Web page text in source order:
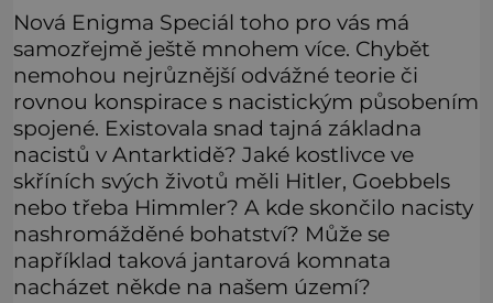
Nová Enigma Speciál toho pro vás má
samozřejmě ještě mnohem více. Chybět
nemohou nejrůznější odvážné teorie či
rovnou konspirace s nacistickým působením
spojené. Existovala snad tajná základna
nacistů v Antarktidě? Jaké kostlivce ve
skříních svých životů měli Hitler, Goebbels
nebo třeba Himmler? A kde skončilo nacisty
nashromážděné bohatství? Může se
například taková jantarová komnata
nacházet někde na našem území?